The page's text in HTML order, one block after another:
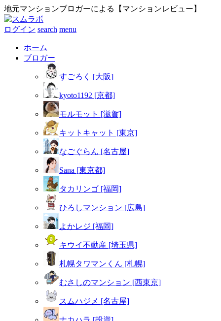
地元マンションブロガーによる【マンションレビュー】
ログイン search menu
ホーム
ブロガー
すごろく [大阪]
kyoto1192 [京都]
モルモット [滋賀]
キットキャット [東京]
なごぐらん [名古屋]
Sana [東京都]
タカリンゴ [福岡]
ひろしマンション [広島]
よかレジ [福岡]
キウイ不動産 [埼玉県]
札幌タワマンくん [札幌]
むさしのマンション [西東京]
スムハジメ [名古屋]